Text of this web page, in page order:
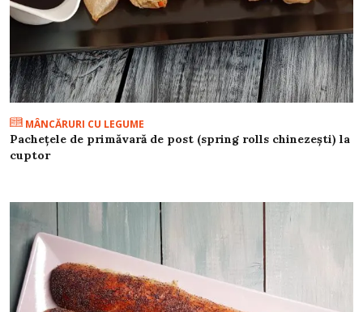
MÂNCĂRURI CU LEGUME
Pachețele de primăvară de post (spring rolls chinezești) la
cuptor